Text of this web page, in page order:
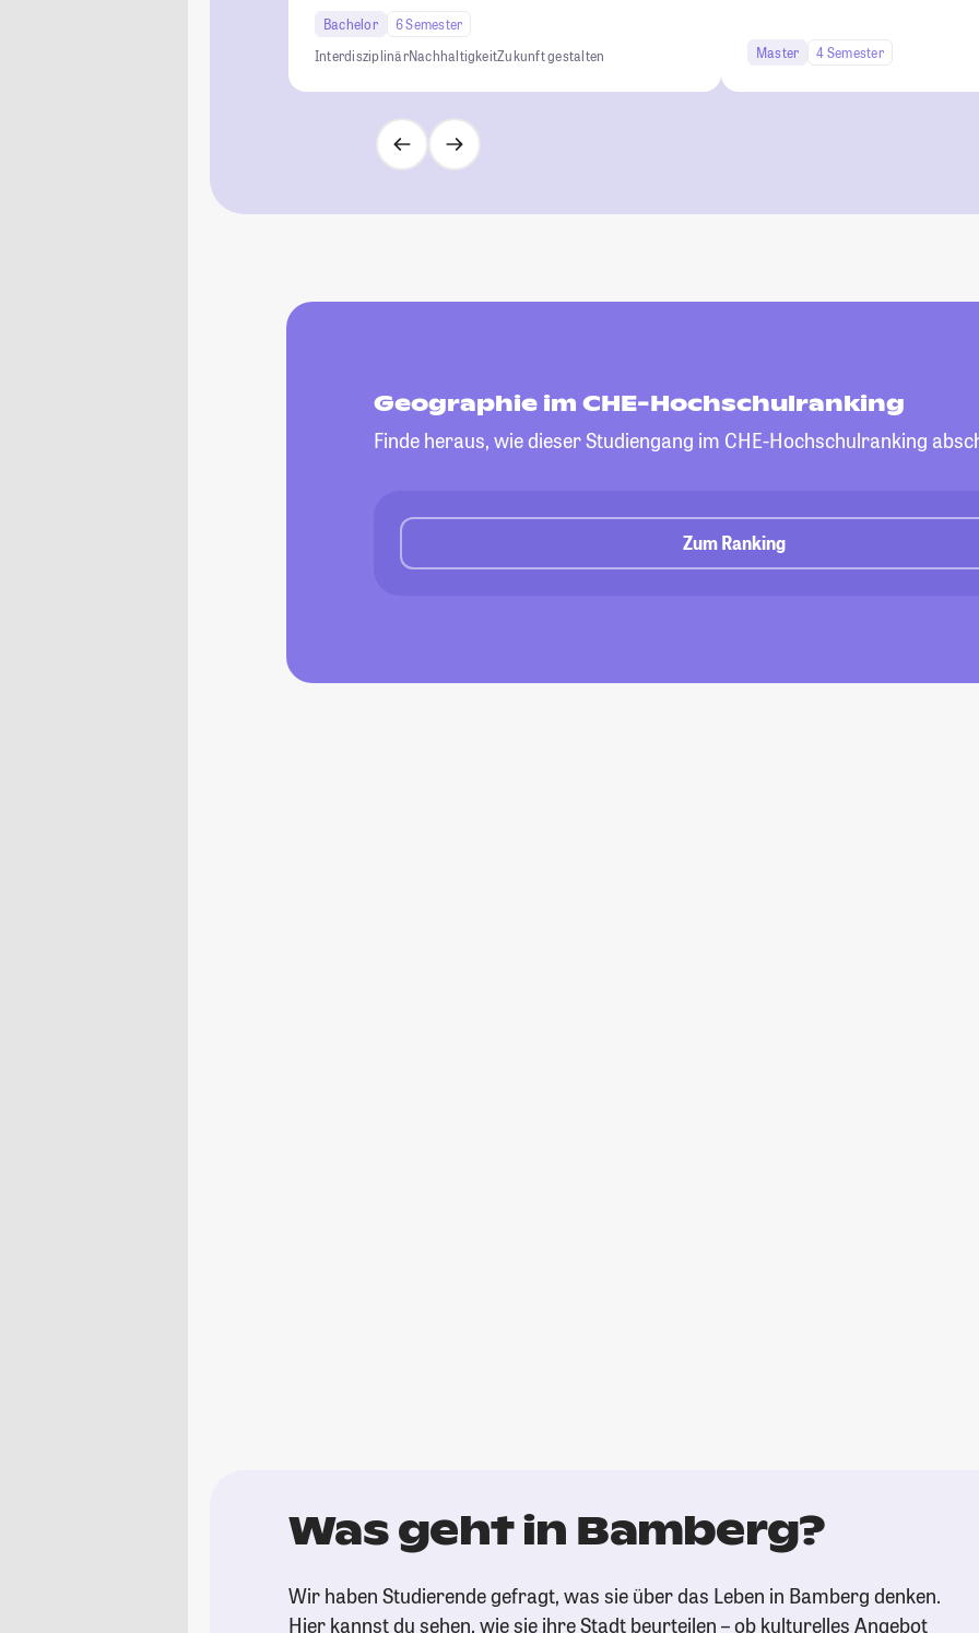
Bachelor
6 Semester
InterdisziplinärNachhaltigkeitZukunft gestalten Master 4 Semester
Geographie im CHE-Hochschulranking
Finde heraus, wie dieser Studiengang im CHE-Hochschulranking
Zum Ranking
Was geht in Bamberg?
Wir haben Studierende gefragt, was sie über das Leben in Bamberg denken.
Hier kannst du sehen, wie sie ihre Stadt beurteilen – ob kulturelles Angebot